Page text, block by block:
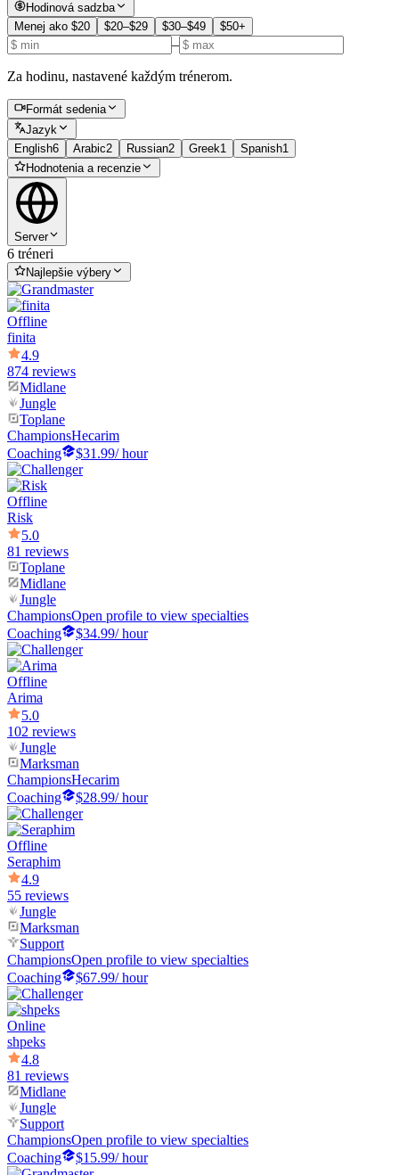
Hodinová sadzba
Menej ako $20
$20–$29 $30–$49 $50+
–
Za hodinu, nastavené každým trénerom.
Formát sedenia
Jazyk
English6 Arabic2 Russian2 Greek1 Spanish1
Hodnotenia a recenzie
Server
6 tréneri
Najlepšie výbery
Offline
finita
4.9
874 reviews
Midlane
Jungle
Toplane
ChampionsHecarim
Coaching
$31.99/ hour
Offline
Risk
5.0
81 reviews
Toplane
Midlane
Jungle
ChampionsOpen profile to view specialties
Coaching
$34.99/ hour
Offline
Arima
5.0
102 reviews
Jungle
Marksman
ChampionsHecarim
Coaching
$28.99/ hour
Offline
Seraphim
4.9
55 reviews
Jungle
Marksman
Support
ChampionsOpen profile to view specialties
Coaching
$67.99/ hour
Online
shpeks
4.8
81 reviews
Midlane
Jungle
Support
ChampionsOpen profile to view specialties
Coaching
$15.99/ hour